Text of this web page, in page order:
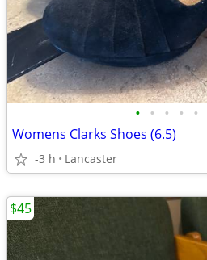
• • • • •
Womens Clarks Shoes (6.5)
-3 h Lancaster
$45